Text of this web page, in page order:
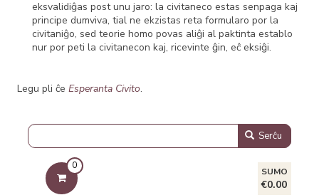
eksvalidiĝas post unu jaro: la civitaneco estas senpaga kaj
principe dumviva, tial ne ekzistas reta formularo por la
civitaniĝo, sed teorie homo povas aliĝi al paktinta establo
nur por peti la civitanecon kaj, ricevinte ĝin, eĉ eksiĝi.
Legu pli ĉe Esperanta Civito.
Serĉu
0
SUMO
€0.00